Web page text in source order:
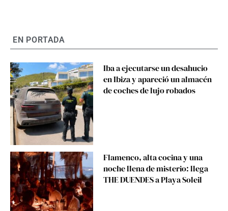
EN PORTADA
Iba a ejecutarse un desahucio
en Ibiza y apareció un almacén
de coches de lujo robados
Flamenco, alta cocina y una
noche llena de misterio: llega
THE DUENDES a Playa Soleil